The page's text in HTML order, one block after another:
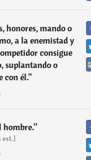
honores, mando o
a la enemistad y
consigue
suplantando o
con él.”
hombre.”
est.]